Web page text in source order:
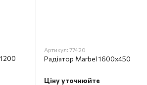
Артикул: 77420
Радіатор Marbel 1600x450
Ціну уточнюйте